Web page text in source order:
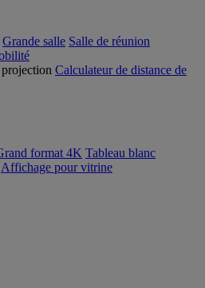
Grande salle Salle de réunion
Calculateur de distance de
format 4K Tableau blanc
Affichage pour vitrine